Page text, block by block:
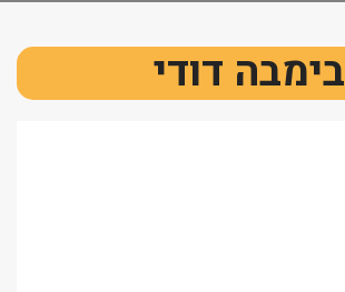
בימבה דודי